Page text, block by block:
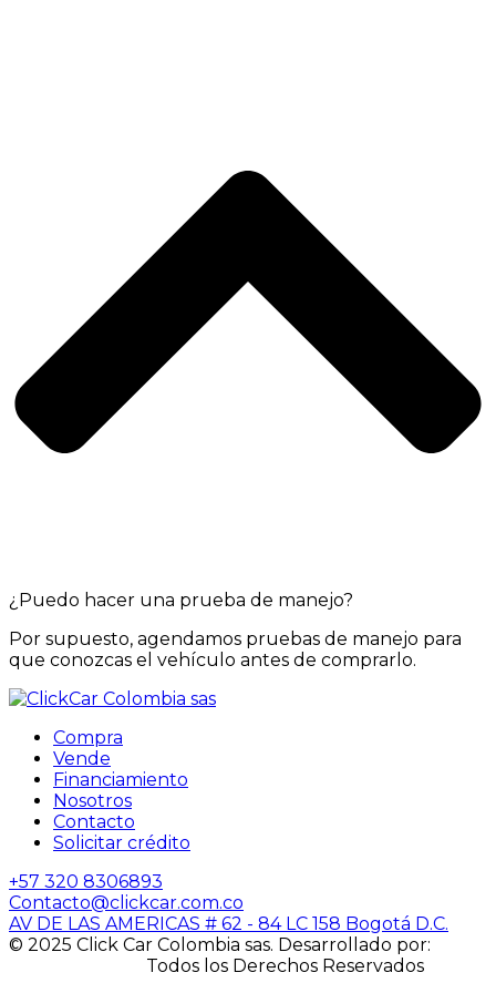
¿Puedo hacer una prueba de manejo?
Por supuesto, agendamos pruebas de manejo para
que conozcas el vehículo antes de comprarlo.
Compra
Vende
Financiamiento
Nosotros
Contacto
Solicitar crédito
+57 320 8306893
Contacto@clickcar.com.co
AV DE LAS AMERICAS # 62 - 84 LC 158 Bogotá D.C.
© 2025 Click Car Colombia sas. Desarrollado por:
Todos los Derechos Reservados